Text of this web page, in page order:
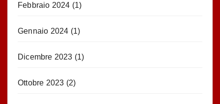
Febbraio 2024 (1)
Gennaio 2024 (1)
Dicembre 2023 (1)
Ottobre 2023 (2)